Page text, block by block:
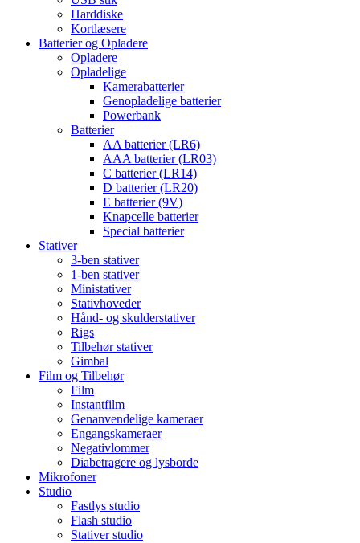
Harddiske
Kortlæsere
Batterier og Opladere
Opladere
Opladelige
Kamerabatterier
Genopladelige batterier
Powerbank
Batterier
AA batterier (LR6)
AAA batterier (LR03)
C batterier (LR14)
D batterier (LR20)
E batterier (9V)
Knapcelle batterier
Special batterier
Stativer
3-ben stativer
1-ben stativer
Ministativer
Stativhoveder
Hånd- og skulderstativer
Rigs
Tilbehør stativer
Gimbal
Film og Tilbehør
Film
Instantfilm
Genanvendelige kameraer
Engangskameraer
Negativlommer
Diabetragere og lysborde
Mikrofoner
Studio
Fastlys studio
Flash studio
Stativer studio